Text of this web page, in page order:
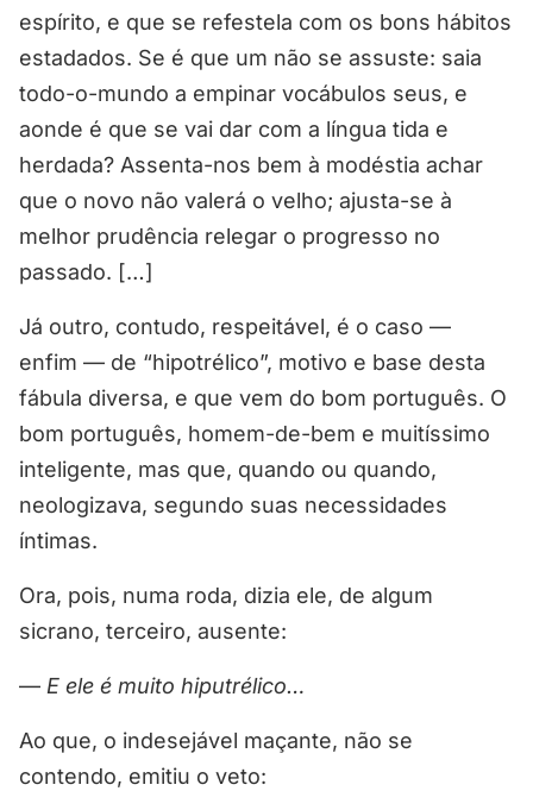
espírito, e que se refestela com os bons hábitos
estadados. Se é que um não se assuste: saia
todo-o-mundo a empinar vocábulos seus, e
aonde é que se vai dar com a língua tida e
herdada? Assenta-nos bem à modéstia achar
que o novo não valerá o velho; ajusta-se à
melhor prudência relegar o progresso no
passado. […]
Já outro, contudo, respeitável, é o caso —
enfim — de “hipotrélico”, motivo e base desta
fábula diversa, e que vem do bom português. O
bom português, homem-de-bem e muitíssimo
inteligente, mas que, quando ou quando,
neologizava, segundo suas necessidades
íntimas.
Ora, pois, numa roda, dizia ele, de algum
sicrano, terceiro, ausente:
— E ele é muito hiputrélico…
Ao que, o indesejável maçante, não se
contendo, emitiu o veto: